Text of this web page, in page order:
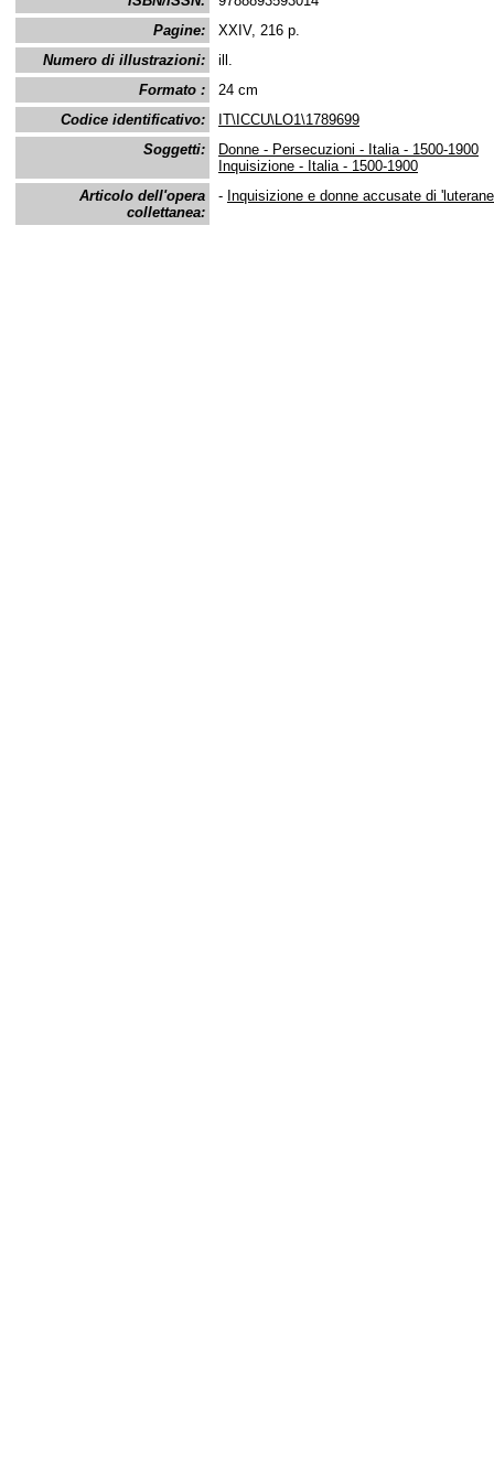
Pagine:
XXIV, 216 p.
Numero di illustrazioni:
ill.
Formato :
24 cm
Codice identificativo:
IT\ICCU\LO1\1789699
Soggetti:
Donne - Persecuzioni - Italia - 1500-1900
Inquisizione - Italia - 1500-1900
Articolo dell'opera
collettanea:
- Inquisizione e donne accusate di